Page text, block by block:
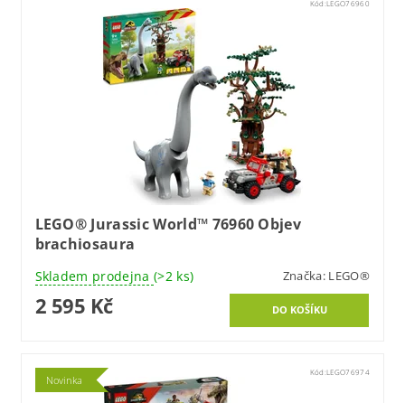
Kód:LEGO76960
LEGO® Jurassic World™ 76960 Objev
brachiosaura
Skladem prodejna (>2 ks) Značka: LEGO®
2 595 Kč
Novinka
Kód:LEGO76974